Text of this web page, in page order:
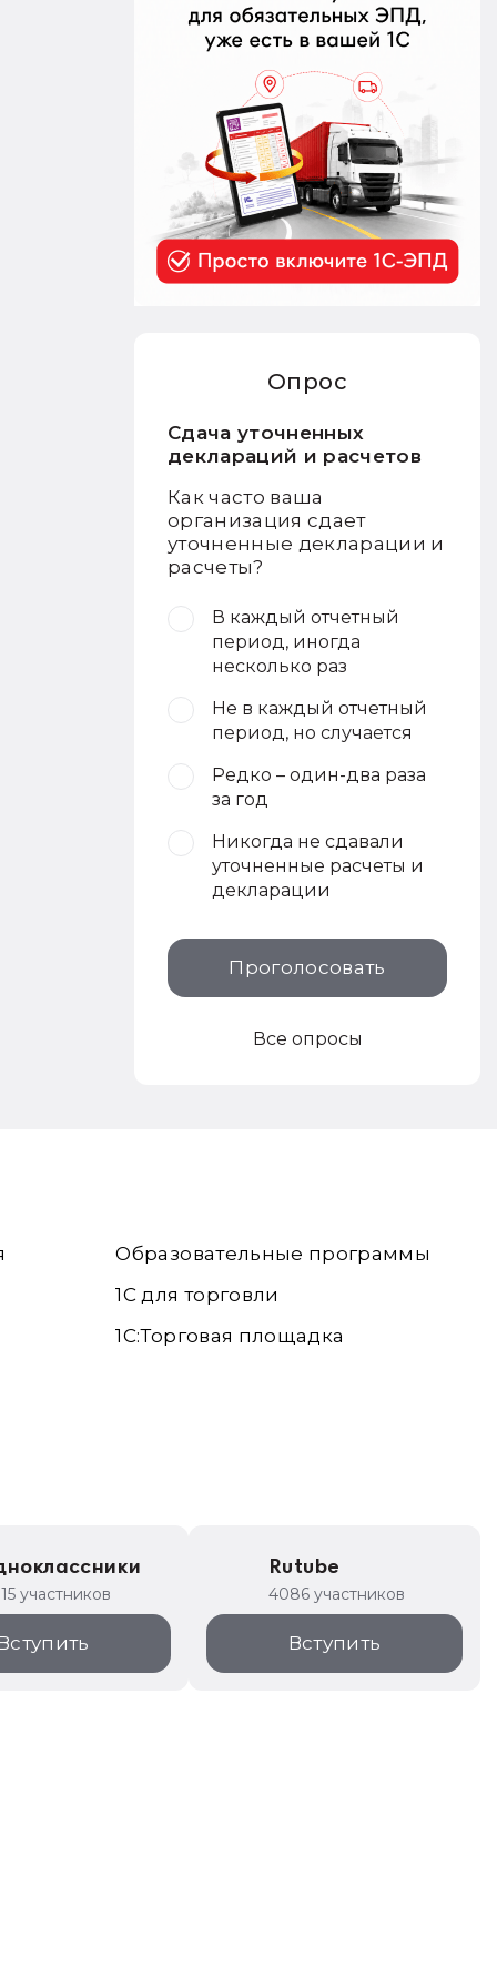
Опрос
Сдача уточненных
деклараций и расчетов
Как часто ваша
организация сдает
уточненные декларации и
расчеты?
В каждый отчетный
период, иногда
несколько раз
Не в каждый отчетный
период, но случается
Редко – один-два раза
за год
Никогда не сдавали
уточненные расчеты и
декларации
Проголосовать
Все опросы
Образовательные программы
1С для торговли
1С:Торговая площадка
участников
Rutube
4086 участников
Вступить